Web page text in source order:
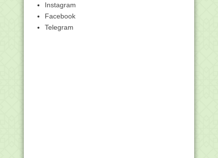
CPNS 2019, Dibuka Seusai Lebaran,
Ada 254.173 Form...
7 Sunnah Nabi di Hari Idul Fitri
Instagram
Facebook
Telegram